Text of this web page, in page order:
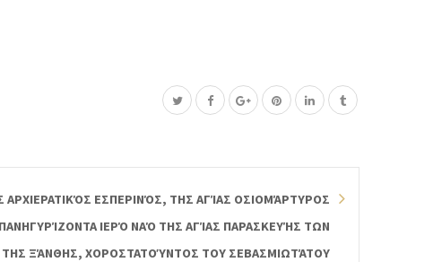
ΕΣΠΕΡΙΝΌΣ, ΤΗΣ ΑΓΊΑΣ ΟΣΙΟΜΆΡΤΥΡΟΣ
ΙΕΡΌ ΝΑΌ ΤΗΣ ΑΓΊΑΣ ΠΑΡΑΣΚΕΥΉΣ ΤΩΝ
ΞΆΝΘΗΣ, ΧΟΡΟΣΤΑΤΟΎΝΤΟΣ ΤΟΥ ΣΕΒΑΣΜΙΩΤΆΤΟΥ